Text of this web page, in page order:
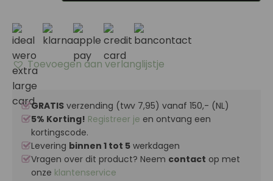
aantal
Toevoegen aan verlanglijstje
GRATIS verzending (twv 7,95) vanaf 150,- (NL)
5% Korting! Registreer je en ontvang een
kortingscode.
Levering binnen 1 tot 5 werkdagen
Vragen over dit product? Neem contact op met
onze klantenservice